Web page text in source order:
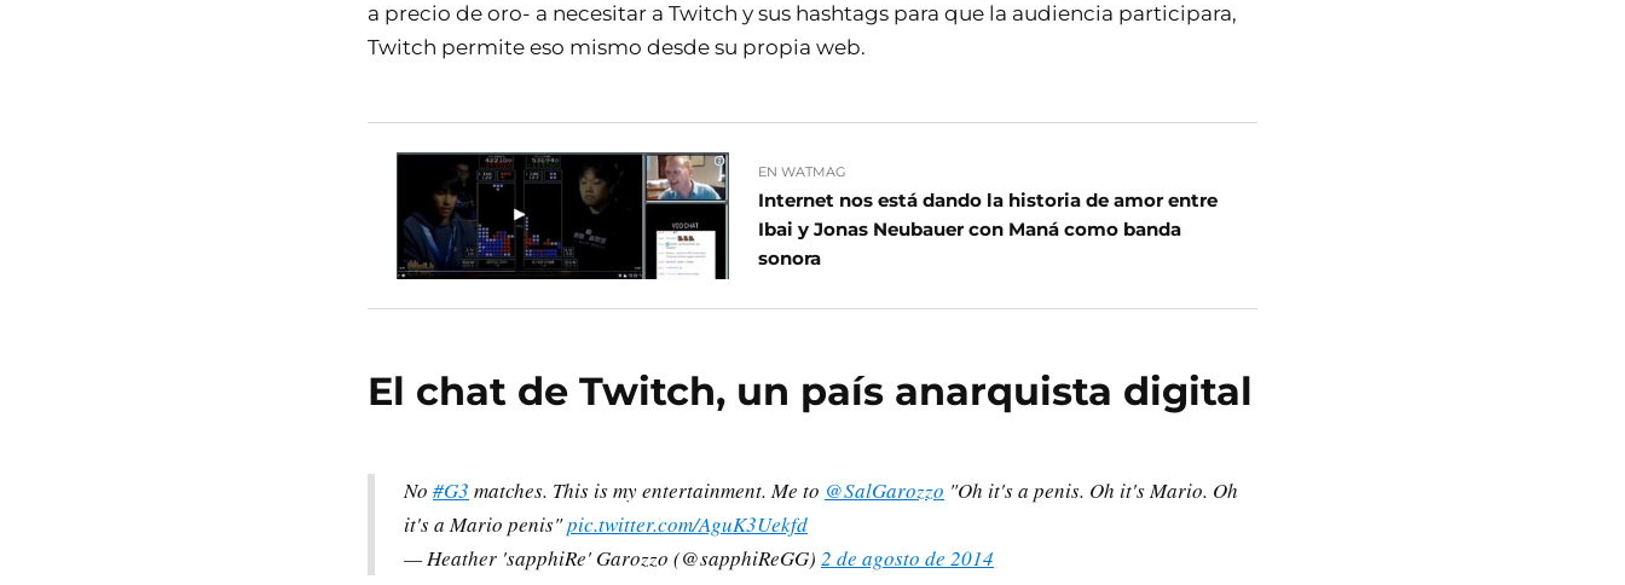
a precio de oro- a necesitar a Twitch y sus hashtags para que la audiencia participara,
Twitch permite eso mismo desde su propia web.
EN WATMAG
Internet nos está dando la historia de amor entre
Ibai y Jonas Neubauer con Maná como banda
sonora
El chat de Twitch, un país anarquista digital
No #G3 matches. This is my entertainment. Me to @SalGarozzo "Oh it's a penis. Oh it's Mario. Oh
it's a Mario penis"pic.twitter.com/AguK3Uekfd
— Heather 'sapphiRe' Garozzo (@sapphiReGG) 2 de agosto de 2014